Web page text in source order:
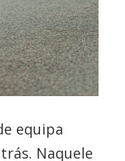
equipa
Naquele